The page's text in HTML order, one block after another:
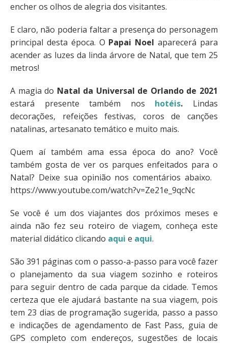
encher os olhos de alegria dos visitantes.
E claro, não poderia faltar a presença do personagem
principal desta época. O Papai Noel aparecerá para
acender as luzes da linda árvore de Natal, que tem 25
metros!
A magia do Natal da Universal de Orlando de 2021
estará presente também nos hotéis. Lindas
decorações, refeições festivas, coros de canções
natalinas, artesanato temático e muito mais.
Quem aí também ama essa época do ano? Você
também gosta de ver os parques enfeitados para o
Natal? Deixe sua opinião nos comentários abaixo.
https://www.youtube.com/watch?v=Ze21e_9qcNc
Se você é um dos viajantes dos próximos meses e
ainda não fez seu roteiro de viagem, conheça este
material didático clicando aqui e aqui.
São 391 páginas com o passo-a-passo para você fazer
o planejamento da sua viagem sozinho e roteiros
para seguir dentro de cada parque da cidade. Temos
certeza que ele ajudará bastante na sua viagem, pois
tem 23 dias de programação sugerida, passo a passo
e indicações de agendamento de Fast Pass, guia de
GPS completo com endereços, sugestões de locais